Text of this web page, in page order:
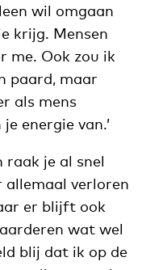
wil omgaan
krijg. Mensen
me. Ook zou ik
paard, maar
als mens
energie van.’
raak je al snel
allemaal verloren
er blijft ook
wat wel
blij dat ik op de